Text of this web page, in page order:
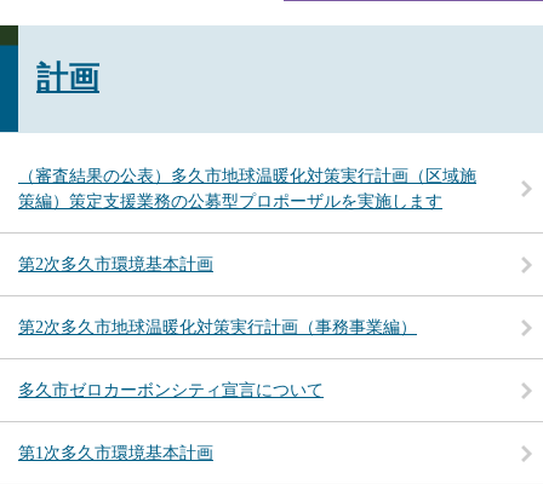
計画
（審査結果の公表）多久市地球温暖化対策実行計画（区域施
策編）策定支援業務の公募型プロポーザルを実施します
第2次多久市環境基本計画
第2次多久市地球温暖化対策実行計画（事務事業編）
多久市ゼロカーボンシティ宣言について
第1次多久市環境基本計画